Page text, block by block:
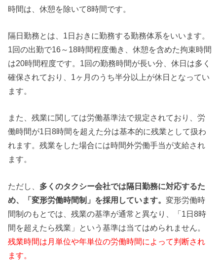
時間は、休憩を除いて8時間です。
隔日勤務とは、1日おきに勤務する勤務体系をいいます。
1回の出勤で16～18時間程度働き、休憩を含めた拘束時間
は20時間程度です。1回の勤務時間が長い分、休日は多く
確保されており、1ヶ月のうち半分以上が休日となってい
ます。
また、残業に関しては労働基準法で規定されており、労
働時間が1日8時間を超えた分は基本的に残業として扱わ
れます。残業をした場合には時間外労働手当が支給され
ます。
ただし、 多くのタクシー会社では隔日勤務に対応するた
め、「変形労働時間制」を採用しています。変形労働時
間制のもとでは、残業の基準が通常と異なり、「1日8時
間を超えたら残業」という基準は当てはめられません。
残業時間は月単位や年単位の労働時間によって判断され
ます。